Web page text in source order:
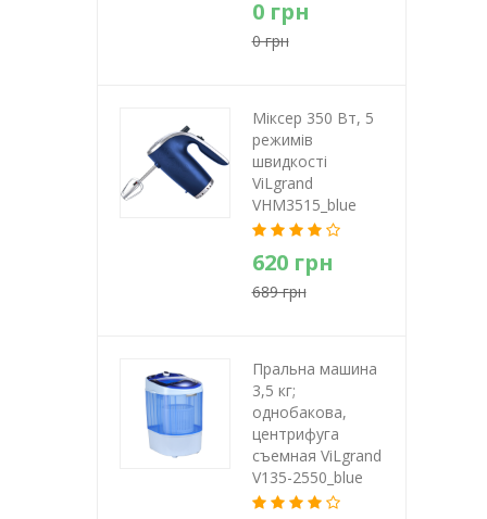
0 грн
0 грн
Міксер 350 Вт, 5
режимів
швидкості
ViLgrand
VHM3515_blue
620 грн
689 грн
Пральна машина
3,5 кг;
однобакова,
центрифуга
съемная ViLgrand
V135-2550_blue